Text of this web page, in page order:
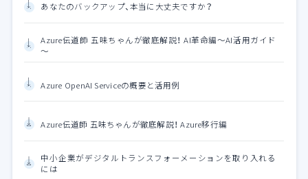
あなたのバックアップ、本当に大丈夫ですか？
Azure伝道師 五味ちゃんが徹底解説！ AI革命編～AI活用ガイド
～
Azure OpenAI Serviceの概要と活用例
Azure伝道師 五味ちゃんが徹底解説！ Azure移行編
中小企業がデジタルトランスフォーメーションを取り入れる
には